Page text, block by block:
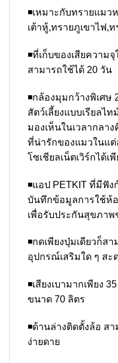
◾เหมาะกับทรายแม
เต้าหู้,ทรายภูเขาไฟ,
◾ที่เก็บของเสียควา
สามารถใช้ได้ 20 วัน
◾กล้องมุมกว้างพิเศษ
สัตว์เลี้ยงแบบเรียลไ
มองเห็นในเวลากลา
ที่น่ารักของแมวในแ
โซเชียลเน็ตเวิร์กได้เ
◾แอป PETKIT ที่มีฟั
บันทึกข้อมูลการใช้ห้อ
เพื่อรับประกันสุขภาพ
◾กดเพียงปุ่มเดียวก็ส
อุปกรณ์เสริมใด ๆ สะ
◾เสียงเบามากเพียง
ขนาด 70 ลิตร
◾ด้านล่างติดตั้งล้อ ส
ง่ายดาย